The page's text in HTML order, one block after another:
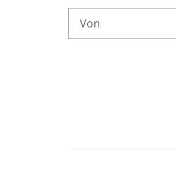
Von